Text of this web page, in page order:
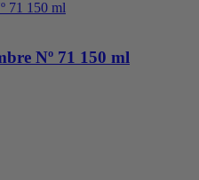
Nº 71 150 ml